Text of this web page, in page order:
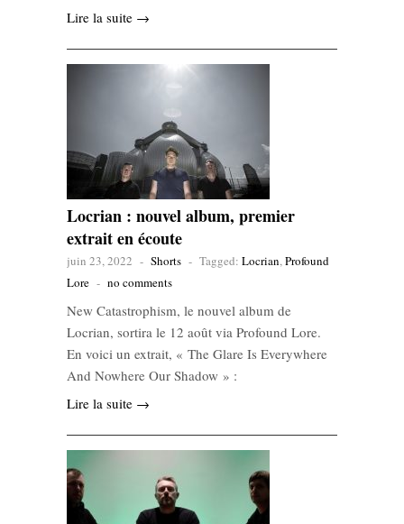
Lire la suite →
Locrian : nouvel album, premier
extrait en écoute
juin 23, 2022 - Shorts - Tagged: Locrian,Profound
Lore - no comments
New Catastrophism, le nouvel album de
Locrian, sortira le 12 août via Profound Lore.
En voici un extrait, « The Glare Is Everywhere
And Nowhere Our Shadow » :
Lire la suite →